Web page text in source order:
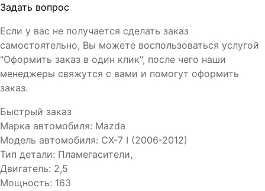
Задать вопрос
Если у вас не получается сделать заказ
самостоятельно, Вы можете воспользоваться услугой
"Оформить заказ в один клик", после чего наши
менеджеры свяжутся с вами и помогут оформить
заказ.
Быстрый заказ
Марка автомобиля: Mazda
Модель автомобиля: CX-7 I (2006-2012)
Тип детали: Пламегасители,
Двигатель: 2,5
Мощность: 163